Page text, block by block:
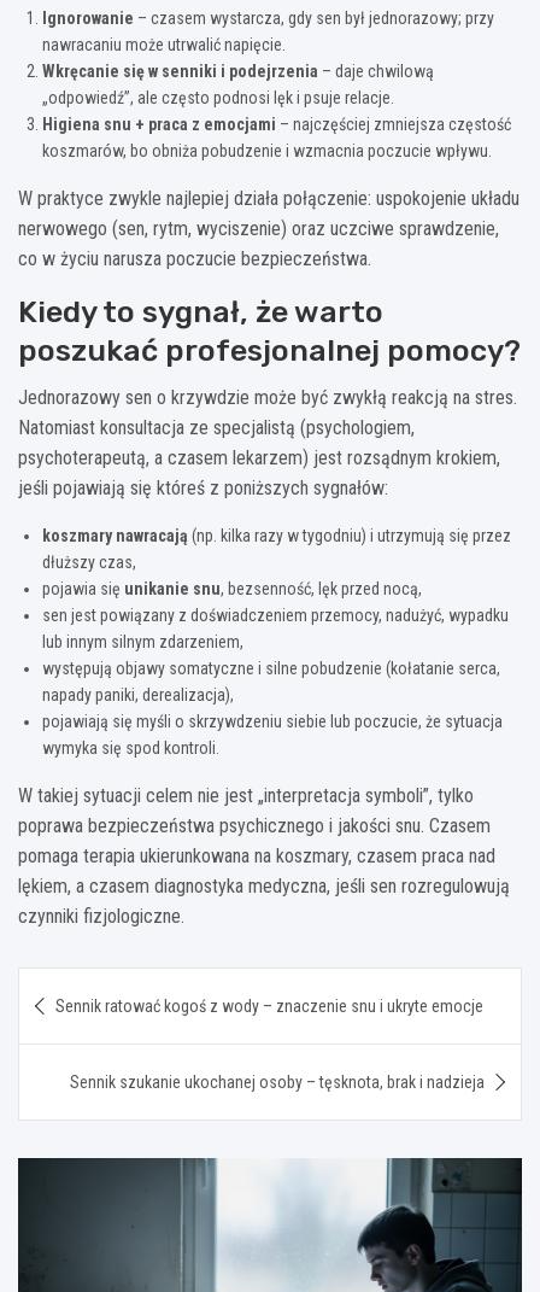
Ignorowanie – czasem wystarcza, gdy sen był jednorazowy; przy
nawracaniu może utrwalić napięcie.
Wkręcanie się w senniki i podejrzenia – daje chwilową
„odpowiedź”, ale często podnosi lęk i psuje relacje.
Higiena snu + praca z emocjami – najczęściej zmniejsza częstość
koszmarów, bo obniża pobudzenie i wzmacnia poczucie wpływu.
W praktyce zwykle najlepiej działa połączenie: uspokojenie układu
nerwowego (sen, rytm, wyciszenie) oraz uczciwe sprawdzenie,
co w życiu narusza poczucie bezpieczeństwa.
Kiedy to sygnał, że warto
poszukać profesjonalnej pomocy?
Jednorazowy sen o krzywdzie może być zwykłą reakcją na stres.
Natomiast konsultacja ze specjalistą (psychologiem,
psychoterapeutą, a czasem lekarzem) jest rozsądnym krokiem,
jeśli pojawiają się któreś z poniższych sygnałów:
koszmary nawracają (np. kilka razy w tygodniu) i utrzymują się przez
dłuższy czas,
pojawia się unikanie snu, bezsenność, lęk przed nocą,
sen jest powiązany z doświadczeniem przemocy, nadużyć, wypadku
lub innym silnym zdarzeniem,
występują objawy somatyczne i silne pobudzenie (kołatanie serca,
napady paniki, derealizacja),
pojawiają się myśli o skrzywdzeniu siebie lub poczucie, że sytuacja
wymyka się spod kontroli.
W takiej sytuacji celem nie jest „interpretacja symboli”, tylko
poprawa bezpieczeństwa psychicznego i jakości snu. Czasem
pomaga terapia ukierunkowana na koszmary, czasem praca nad
lękiem, a czasem diagnostyka medyczna, jeśli sen rozregulowują
czynniki fizjologiczne.
wpisu
Sennik ratować kogoś z wody – znaczenie snu i ukryte emocje
Sennik szukanie ukochanej osoby – tęsknota, brak i nadzieja